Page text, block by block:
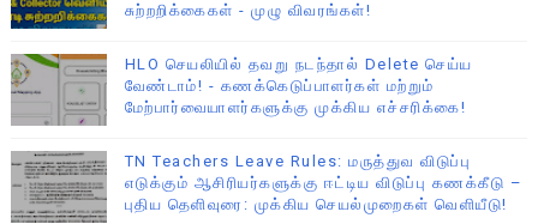
சுற்றறிக்கைகள் - முழு விவரங்கள்!
HLO செயலியில் தவறு நடந்தால் Delete செய்ய
வேண்டாம்! - கணக்கெடுப்பாளர்கள் மற்றும்
மேற்பார்வையாளர்களுக்கு முக்கிய எச்சரிக்கை!
TN Teachers Leave Rules: மருத்துவ விடுப்பு
எடுக்கும் ஆசிரியர்களுக்கு ஈட்டிய விடுப்பு கணக்கீடு –
புதிய தெளிவுரை: முக்கிய செயல்முறைகள் வெளியீடு!